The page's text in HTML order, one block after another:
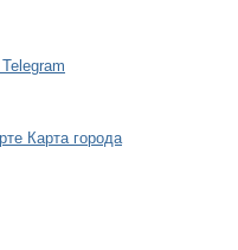
Карта города